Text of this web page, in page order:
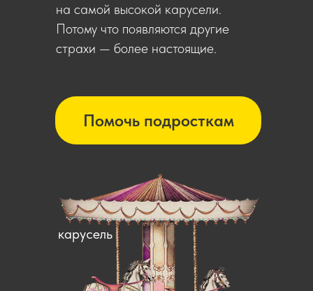
карусель
Помочь подросткам
на самой высокой карусели.
Потому что появляются другие
страхи — более настоящие.